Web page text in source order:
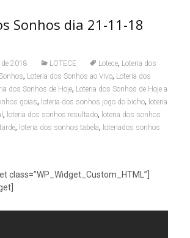
Sonhos dia 21-11-18
2018 LOTECE Lotece, Loteria dos
, Loteria dos Sonhos ao Vivo, Loteria dos
dos Sonhos de Hoje, Loteria dos Sonhos de Hoje a
goias, loteria dos sonhos jogo do bicho, loteria
, loteria dos sonhos resultado, loteria dos sonhos
, loteria dos sonhos tabela, loteriados sonhos
class=”WP_Widget_Custom_HTML”]